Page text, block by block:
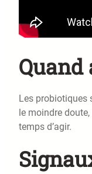
Les probiotiques
le moindre
temps d’agir.